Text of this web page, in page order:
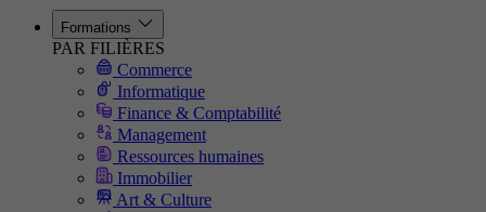
Formations
PAR FILIÈRES
Commerce
Informatique
Finance & Comptabilité
Management
Ressources humaines
Immobilier
Art & Culture